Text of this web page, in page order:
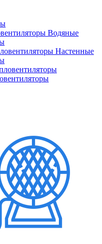
Водяные
Настенные